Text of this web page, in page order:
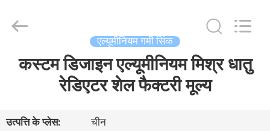
Rights
एल्यूमीनियम गर्मी सिंक
कस्टम डिजाइन एल्यूमीनियम मिश्र धातु
रेडिएटर शेल फैक्टरी मूल्य
उत्पत्ति के प्लेस:
चीन